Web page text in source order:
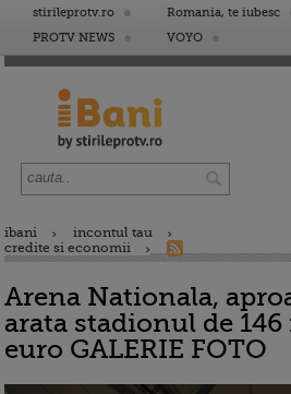
stirileprotv.ro Romania, te iubesc
PROTV NEWS
VOYO
ibani
incontul tau
credite si economii
Arena Nationala,
arata stadionul de
euro GALERIE FOTO